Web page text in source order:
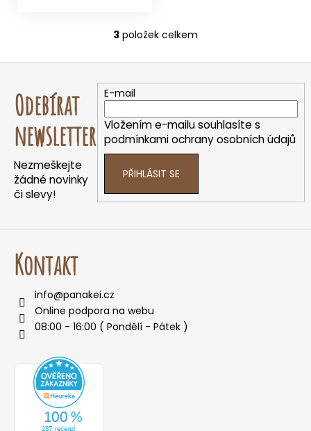
O
v
á
d
a
c
í
r
v
y
3 položek celkem
Odebírat
newsletter
Nezmeškejte
žádné novinky
či slevy!
E-mail
Vložením e-mailu souhlasíte s
podmínkami ochrany osobních údajů
PŘIHLÁSIT SE
Kontakt
info@panakei.cz
Online podpora na webu
08:00 - 16:00 ( Pondělí - Pátek )